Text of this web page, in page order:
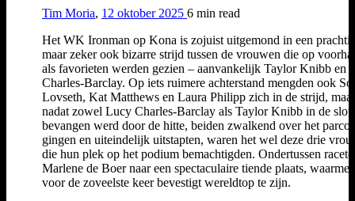
Tim Moria, 12 oktober 2025 6 min read
Het WK Ironman op Kona is zojuist uitgemond in een
maar zeker ook bizarre strijd tussen de vrouwen die op
als favorieten werden gezien – aanvankelijk Taylor Knibb en
Charles-Barclay. Op iets ruimere achterstand mengden ook
Lovseth, Kat Matthews en Laura Philipp zich in de strijd, maar
nadat zowel Lucy Charles-Barclay als Taylor Knibb in de
bevangen werd door de hitte, beiden zwalkend over het
gingen en uiteindelijk uitstapten, waren het wel deze drie
die hun plek op het podium bemachtigden. Ondertussen racete
Marlene de Boer naar een spectaculaire tiende plaats,
voor de zoveelste keer bevestigt wereldtop te zijn.